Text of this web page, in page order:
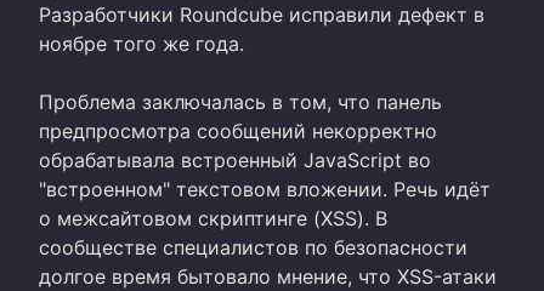
Разработчики Roundcube исправили дефект в
ноябре того же года.
Проблема заключалась в том, что панель
предпросмотра сообщений некорректно
обрабатывала встроенный JavaScript во
"встроенном" текстовом вложении. Речь идёт
о межсайтовом скриптинге (XSS). В
сообществе специалистов по безопасности
долгое время бытовало мнение, что XSS-атаки